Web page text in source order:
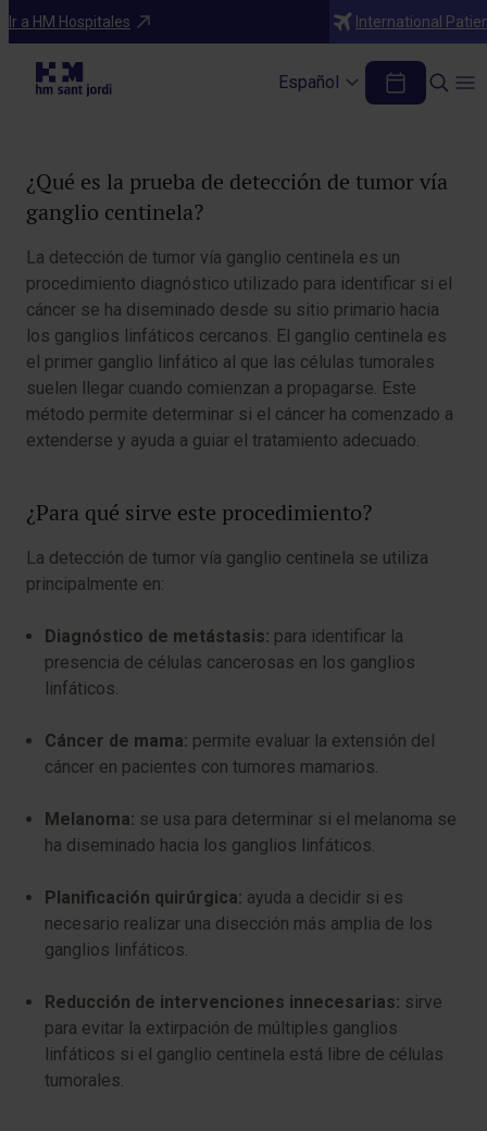
Ir a HM Hospitales International
Español
Pruebas Diagnósticas y Tratamientos
Detección tumor vía ganglio centinela
¿Qué es la prueba de detección de tumor vía
ganglio centinela?
La detección de tumor vía ganglio centinela es un
procedimiento diagnóstico utilizado para identificar si el
cáncer se ha diseminado desde su sitio primario hacia
los ganglios linfáticos cercanos. El ganglio centinela es
el primer ganglio linfático al que las células tumorales
suelen llegar cuando comienzan a propagarse. Este
método permite determinar si el cáncer ha comenzado a
extenderse y ayuda a guiar el tratamiento adecuado.
¿Para qué sirve este procedimiento?
La detección de tumor vía ganglio centinela se utiliza
principalmente en:
Diagnóstico de metástasis: para identificar la
presencia de células cancerosas en los ganglios
linfáticos.
Cáncer de mama: permite evaluar la extensión del
cáncer en pacientes con tumores mamarios.
Melanoma: se usa para determinar si el melanoma se
ha diseminado hacia los ganglios linfáticos.
Planificación quirúrgica: ayuda a decidir si es
necesario realizar una disección más amplia de los
ganglios linfáticos.
Reducción de intervenciones innecesarias: sirve
para evitar la extirpación de múltiples ganglios
linfáticos si el ganglio centinela está libre de células
tumorales.